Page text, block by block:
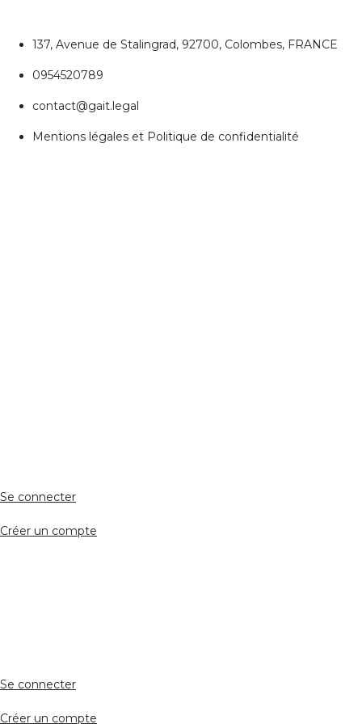
137, Avenue de Stalingrad, 92700, Colombes, FRANCE
0954520789
contact@gait.legal
Mentions légales et Politique de confidentialité
Se connecter
Créer un compte
Se connecter
Créer un compte